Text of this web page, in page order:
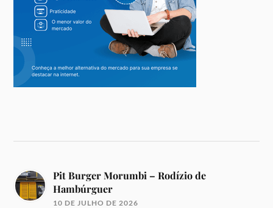
Pit Burger Morumbi – Rodízio de
Hambúrguer
10 DE JULHO DE 2026